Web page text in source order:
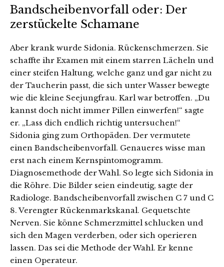
Bandscheibenvorfall oder: Der
zerstückelte Schamane
Aber krank wurde Sidonia. Rückenschmerzen. Sie
schaffte ihr Examen mit einem starren Lächeln und
einer steifen Haltung, welche ganz und gar nicht zu
der Taucherin passt, die sich unter Wasser bewegte
wie die kleine Seejungfrau. Karl war betroffen. „Du
kannst doch nicht immer Pillen einwerfen!“ sagte
er. „Lass dich endlich richtig untersuchen!“
Sidonia ging zum Orthopäden. Der vermutete
einen Bandscheibenvorfall. Genaueres wisse man
erst nach einem Kernspintomogramm.
Diagnosemethode der Wahl. So legte sich Sidonia in
die Röhre. Die Bilder seien eindeutig, sagte der
Radiologe. Bandscheibenvorfall zwischen C 7 und C
8. Verengter Rückenmarkskanal. Gequetschte
Nerven. Sie könne Schmerzmittel schlucken und
sich den Magen verderben, oder sich operieren
lassen. Das sei die Methode der Wahl. Er kenne
einen Operateur.